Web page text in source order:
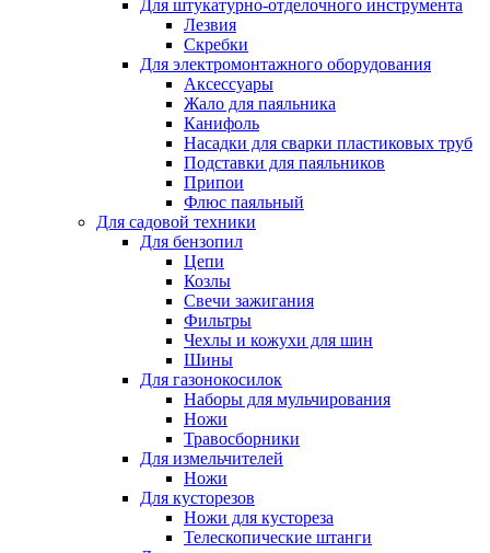
Для штукатурно-отделочного инструмента
Лезвия
Скребки
Для электромонтажного оборудования
Аксессуары
Жало для паяльника
Канифоль
Насадки для сварки пластиковых труб
Подставки для паяльников
Припои
Флюс паяльный
Для садовой техники
Для бензопил
Цепи
Козлы
Свечи зажигания
Фильтры
Чехлы и кожухи для шин
Шины
Для газонокосилок
Наборы для мульчирования
Ножи
Травосборники
Для измельчителей
Ножи
Для кусторезов
Ножи для кустореза
Телескопические штанги